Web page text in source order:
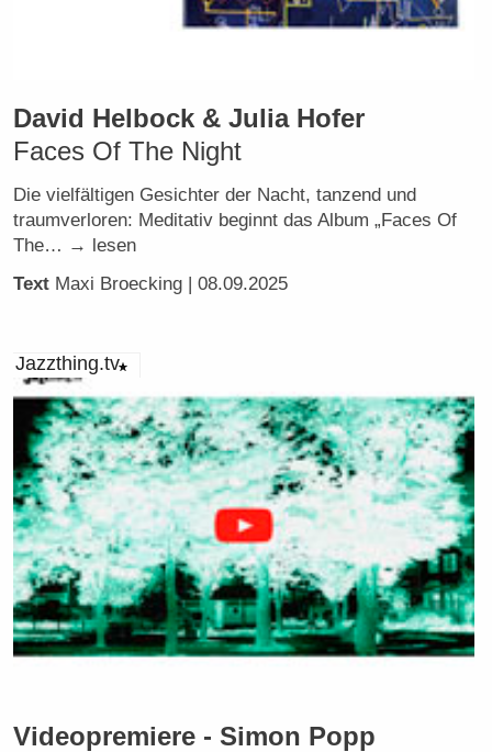
David Helbock & Julia Hofer
Faces Of The Night
Die vielfältigen Gesichter der Nacht, tanzend und
traumverloren: Meditativ beginnt das Album „Faces Of
The… → lesen
Text Maxi Broecking | 08.09.2025
Jazzthing.tv
Videopremiere - Simon Popp